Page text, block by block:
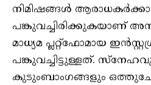
നിമിഷങ്ങള്‍
പങ്കുവച്ചിരിക്കുകയാണ്
മാധ്യമ പ്ലറ്റ്‌ഫോമായ
പങ്കുവച്ചിട്ടുള്ളത്.
കുടുംബാംഗങ്ങളും